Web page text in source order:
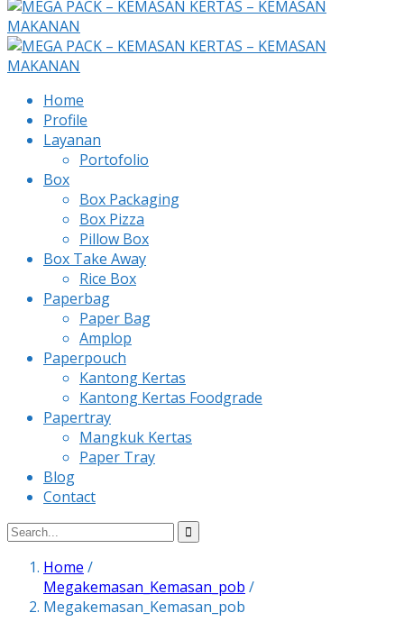
Home
Profile
Layanan
Portofolio
Box
Box Packaging
Box Pizza
Pillow Box
Box Take Away
Rice Box
Paperbag
Paper Bag
Amplop
Paperpouch
Kantong Kertas
Kantong Kertas Foodgrade
Papertray
Mangkuk Kertas
Paper Tray
Blog
Contact
Home /
Megakemasan_Kemasan_pob /
Megakemasan_Kemasan_pob